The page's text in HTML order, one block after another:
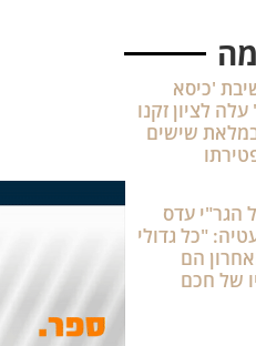
'כיסא
לציון זקנו
שישים
הגר"י עדס
"כל גדולי
הם
של חכם